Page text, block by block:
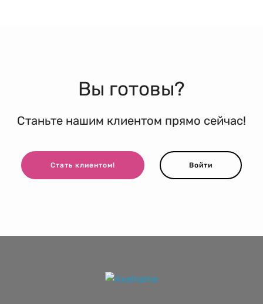
Вы готовы?
Станьте нашим клиентом прямо сейчас!
Стать клиентом! Войти